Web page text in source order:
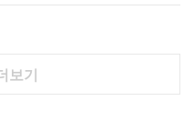
보기